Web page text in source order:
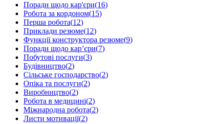
Поради щодо кар'єри(16)
Робота за кордоном(15)
Перша робота(12)
Приклади резюме(12)
Функції конструктора резюме(9)
Поради щодо кар’єри(7)
Побутові послуги(3)
Будівництво(2)
Сільське господарство(2)
Опіка та послуги(2)
Виробництво(2)
Робота в медицині(2)
Міжнародна робота(2)
Листи мотивації(2)